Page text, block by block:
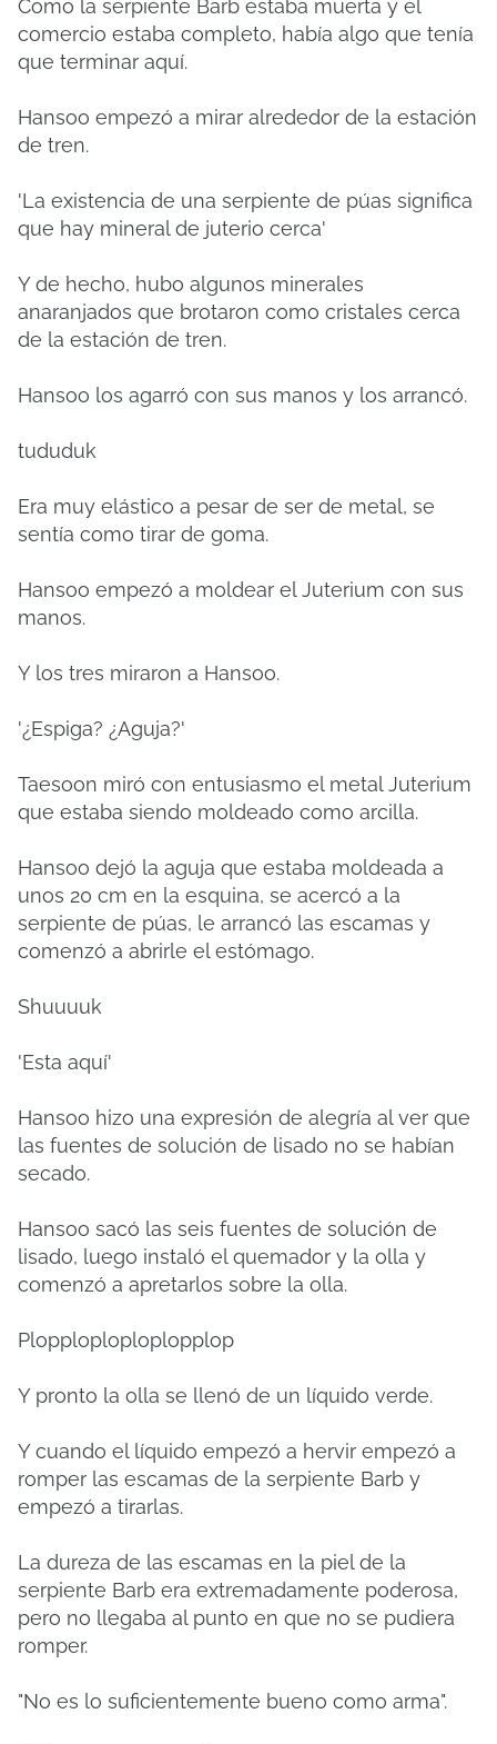
Como la serpiente Barb estaba muerta y el
comercio estaba completo, había algo que tenía
que terminar aquí.
Hansoo empezó a mirar alrededor de la estación
de tren.
'La existencia de una serpiente de púas significa
que hay mineral de juterio cerca'
Y de hecho, hubo algunos minerales
anaranjados que brotaron como cristales cerca
de la estación de tren.
Hansoo los agarró con sus manos y los arrancó.
tududuk
Era muy elástico a pesar de ser de metal, se
sentía como tirar de goma.
Hansoo empezó a moldear el Juterium con sus
manos.
Y los tres miraron a Hansoo.
'¿Espiga? ¿Aguja?'
Taesoon miró con entusiasmo el metal Juterium
que estaba siendo moldeado como arcilla.
Hansoo dejó la aguja que estaba moldeada a
unos 20 cm en la esquina, se acercó a la
serpiente de púas, le arrancó las escamas y
comenzó a abrirle el estómago.
Shuuuuk
'Esta aquí'
Hansoo hizo una expresión de alegría al ver que
las fuentes de solución de lisado no se habían
secado.
Hansoo sacó las seis fuentes de solución de
lisado, luego instaló el quemador y la olla y
comenzó a apretarlos sobre la olla.
Plopploploploplopplop
Y pronto la olla se llenó de un líquido verde.
Y cuando el líquido empezó a hervir empezó a
romper las escamas de la serpiente Barb y
empezó a tirarlas.
La dureza de las escamas en la piel de la
serpiente Barb era extremadamente poderosa,
pero no llegaba al punto en que no se pudiera
romper.
"No es lo suficientemente bueno como arma".